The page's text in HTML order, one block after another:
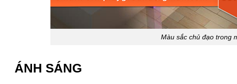
Màu sắc chủ đạo trong
ÁNH SÁNG